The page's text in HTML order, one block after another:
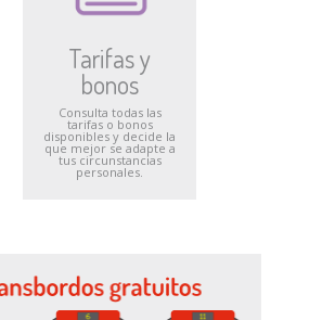
Tarifas y
bonos
Consulta todas las
tarifas o bonos
disponibles y decide la
que mejor se adapte a
tus circunstancias
personales.